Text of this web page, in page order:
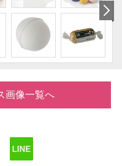
画像一覧へ